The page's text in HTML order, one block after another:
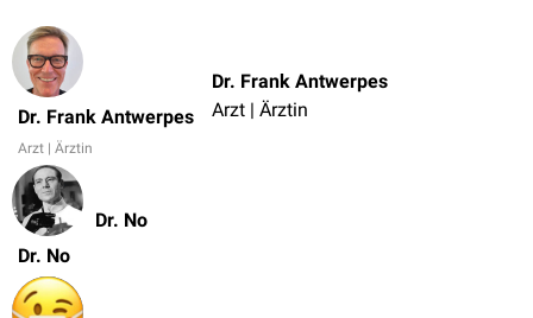
Dr. Frank Antwerpes
Arzt | Ärztin
Dr. Frank Antwerpes
Arzt | Ärztin
Dr. No
Dr. No